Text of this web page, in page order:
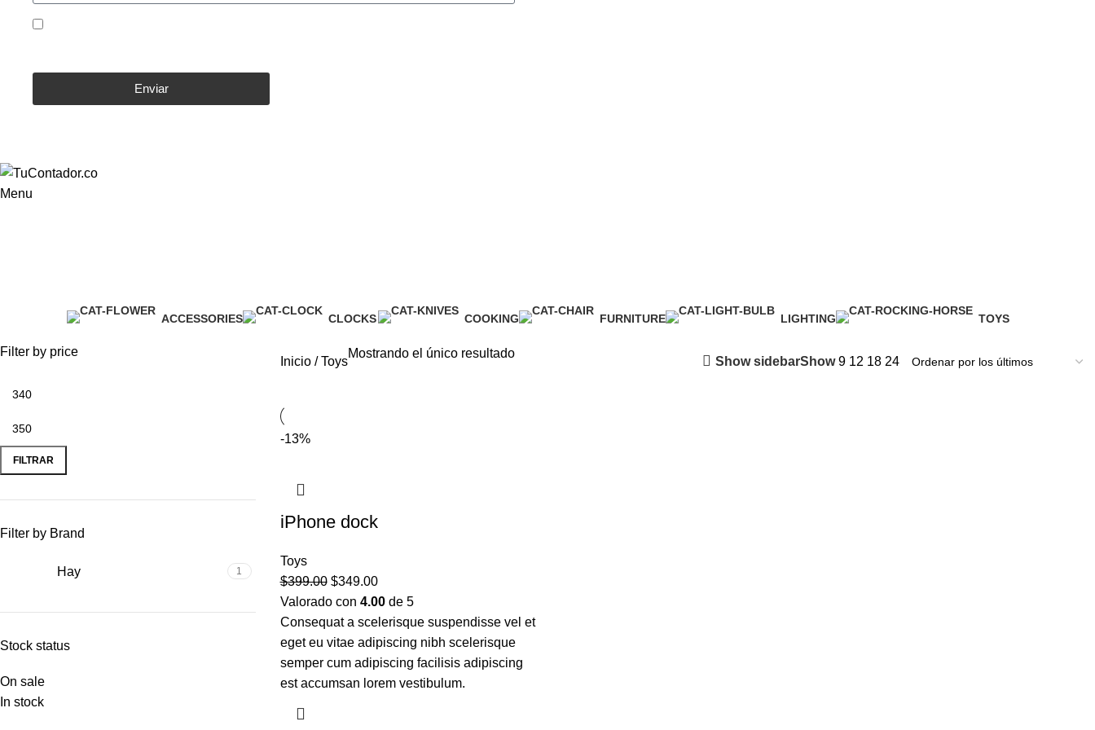
Enviar
Menu
ACCESSORIES
CLOCKS
COOKING
FURNITURE
LIGHTING
TOYS
Filter by price
FILTRAR
Filter by Brand
Hay 1
Stock status
On sale
In stock
Inicio Toys
Mostrando el único resultado
Show sidebarShow9 12 18 24
-13%
iPhone dock
Toys
$399.00 $349.00
Valorado con 4.00de 5
Consequat a scelerisque suspendisse vel et
eget eu vitae adipiscing nibh scelerisque
semper cum adipiscing facilisis adipiscing
est accumsan lorem vestibulum.